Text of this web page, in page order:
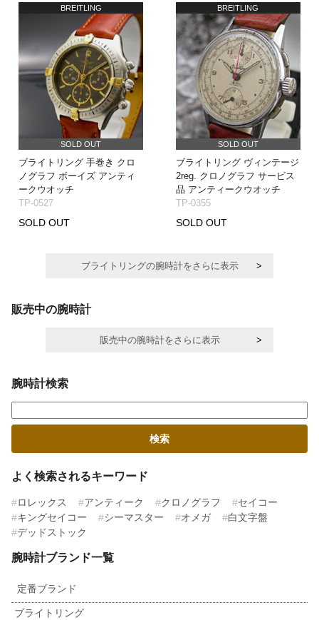
BREITLING
SOLD OUT
ブライトリング 手巻き クロ
ノグラフ ボーイズ アンティ
ークウオッチ
TP-0527
SOLD OUT
BREITLING
SOLD OUT
ブライトリング ヴィンテージ
2reg. クロノグラフ サービス
品 アンティークウオッチ
TP-0355
SOLD OUT
ブライトリングの腕時計をさらに表示
販売中の腕時計
販売中の腕時計をさらに表示
腕時計検索
よく検索されるキーワード
ロレックス アンティーク クロノグラフ
セイコー
キングセイコー
シーマスター オメガ
白文字盤
デッドストック
腕時計ブランド一覧
定番ブランド
ブライトリング